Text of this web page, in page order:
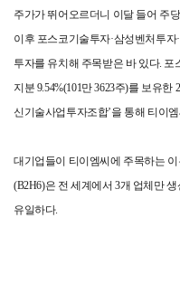
주가가 뛰어오르더니 이달 들어 주
이후 포스코기술투자·삼성벤처투
투자를 유치해 주목받은 바 있다. 포
지분 9.54%(101만 3623주)를 보유한
신기술사업투자조합’을 통해 티이
대기업들이 티이엠씨에 주목하는
(B2H6)은 전 세계에서 3개 업체만
유일하다.